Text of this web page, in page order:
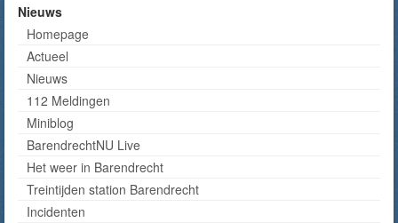
Nieuws
Homepage
Actueel
Nieuws
112 Meldingen
Miniblog
BarendrechtNU Live
Het weer in Barendrecht
Treintijden station Barendrecht
Incidenten